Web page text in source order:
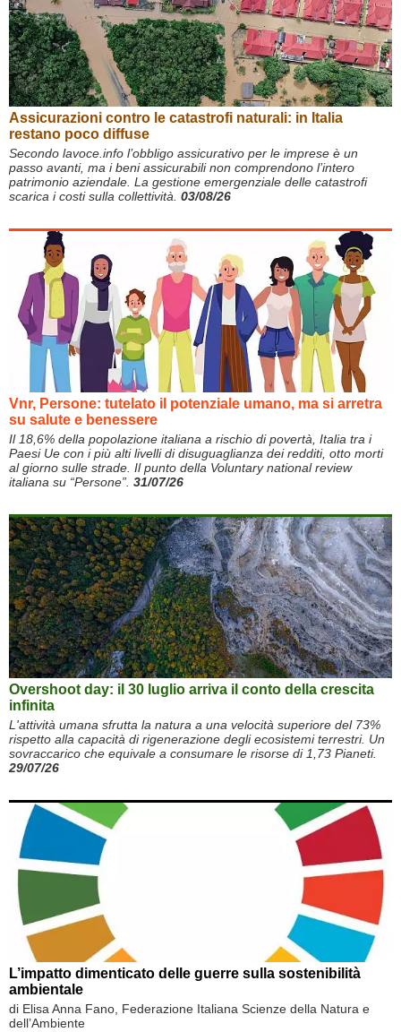
Assicurazioni contro le catastrofi naturali: in Italia
restano poco diffuse
Secondo lavoce.info l’obbligo assicurativo per le imprese è un
passo avanti, ma i beni assicurabili non comprendono l’intero
patrimonio aziendale. La gestione emergenziale delle catastrofi
scarica i costi sulla collettività. 03/08/26
Vnr, Persone: tutelato il potenziale umano, ma si arretra
su salute e benessere
Il 18,6% della popolazione italiana a rischio di povertà, Italia tra i
Paesi Ue con i più alti livelli di disuguaglianza dei redditi, otto morti
al giorno sulle strade. Il punto della Voluntary national review
italiana su “Persone”. 31/07/26
Overshoot day: il 30 luglio arriva il conto della crescita
infinita
L'attività umana sfrutta la natura a una velocità superiore del 73%
rispetto alla capacità di rigenerazione degli ecosistemi terrestri. Un
sovraccarico che equivale a consumare le risorse di 1,73 Pianeti.
29/07/26
L’impatto dimenticato delle guerre sulla sostenibilità
ambientale
di Elisa Anna Fano, Federazione Italiana Scienze della Natura e
dell’Ambiente